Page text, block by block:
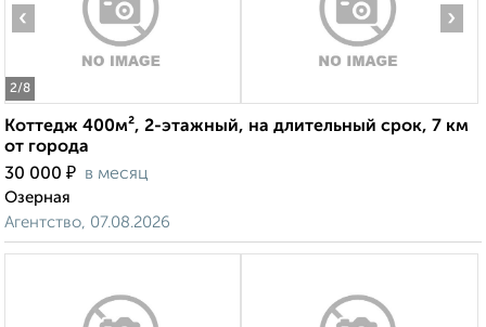
2/8
‹ ›
Коттедж 400м², 2-этажный, на длительный срок, 7 км
от города
30 000 ₽ в месяц
Озерная
Агентство, 07.08.2026